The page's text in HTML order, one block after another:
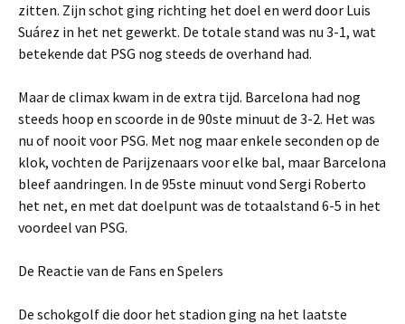
zitten. Zijn schot ging richting het doel en werd door Luis
Suárez in het net gewerkt. De totale stand was nu 3-1, wat
betekende dat PSG nog steeds de overhand had.
Maar de climax kwam in de extra tijd. Barcelona had nog
steeds hoop en scoorde in de 90ste minuut de 3-2. Het was
nu of nooit voor PSG. Met nog maar enkele seconden op de
klok, vochten de Parijzenaars voor elke bal, maar Barcelona
bleef aandringen. In de 95ste minuut vond Sergi Roberto
het net, en met dat doelpunt was de totaalstand 6-5 in het
voordeel van PSG.
De Reactie van de Fans en Spelers
De schokgolf die door het stadion ging na het laatste